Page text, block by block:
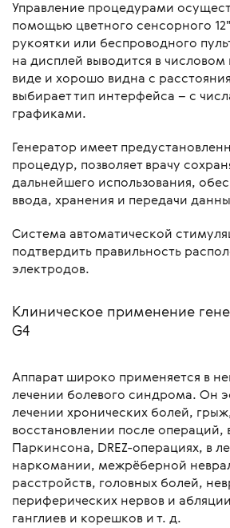
Управление процедурами
помощью цветного сенсорного
рукоятки или беспроводного
на дисплей выводится в
виде и хорошо видна с
выбирает тип интерфейса – с
графиками.
Генератор имеет
процедур, позволяет врачу
дальнейшего использования,
ввода, хранения и передачи
Система автоматической
подтвердить правильность
электродов.
Клиническое применение
G4
Аппарат широко применяется в
лечении болевого синдрома. Он
лечении хронических болей,
восстановлении после операций,
Паркинсона, DREZ-операциях, в
наркомании, межрёберной
расстройств, головных болей,
периферических нервов и
ганглиев и корешков и т. д.